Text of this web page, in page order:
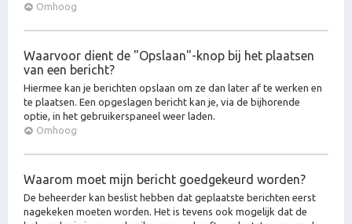
Omhoog
Waarvoor dient de "Opslaan"-knop bij het plaatsen
van een bericht?
Hiermee kan je berichten opslaan om ze dan later af te werken en
te plaatsen. Een opgeslagen bericht kan je, via de bijhorende
optie, in het gebruikerspaneel weer laden.
Omhoog
Waarom moet mijn bericht goedgekeurd worden?
De beheerder kan beslist hebben dat geplaatste berichten eerst
nagekeken moeten worden. Het is tevens ook mogelijk dat de